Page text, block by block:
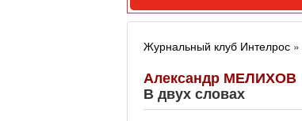
Журнальный клуб Интелрос »
Александр МЕЛИХОВ
В двух словах